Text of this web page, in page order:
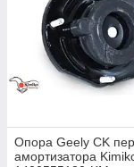
Опора Geely CK
амортизатора